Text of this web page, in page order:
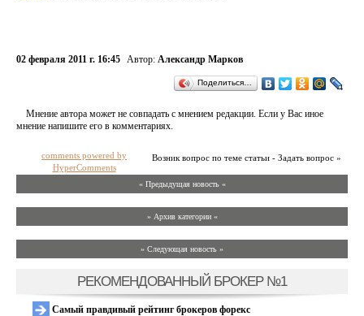
02 февраля 2011 г. 16:45 Автор: Александр Марков
Поделиться…
Мнение автора может не совпадать с мнением редакции. Если у Вас иное
мнение напишите его в комментариях.
Возник вопрос по теме статьи - Задать вопрос »
comments powered by
HyperComments
« Предыдущая новость «
» Архив категории «
» Следующая новость »
РЕКОМЕНДОВАННЫЙ БРОКЕР №1
Самый правдивый рейтинг брокеров форекс